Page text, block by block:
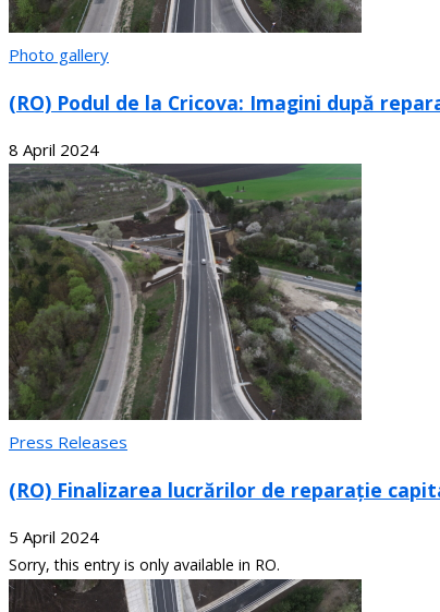
Photo gallery
(RO) Podul de la Cricova: Imagini după
8 April 2024
Press Releases
(RO) Finalizarea lucrărilor de reparație
5 April 2024
Sorry, this entry is only available in RO.